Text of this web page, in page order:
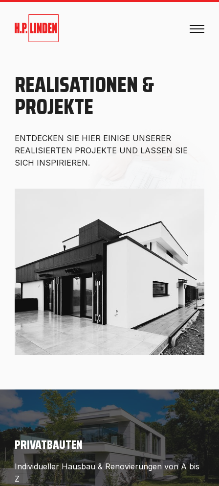
REALISATIONEN &
PROJEKTE
ENTDECKEN SIE HIER EINIGE UNSERER
REALISIERTEN PROJEKTE UND LASSEN SIE
SICH INSPIRIEREN.
PRIVATBAUTEN
Individueller Hausbau & Renovierungen von A bis
Z